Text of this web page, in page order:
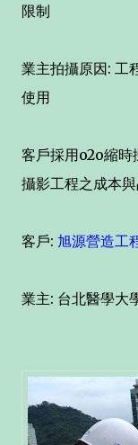
限制
業主拍攝原因: 工
使用
客戶採用o2o縮時
攝影工程之成本
客戶: 旭源營造工
業主: 台北醫學大